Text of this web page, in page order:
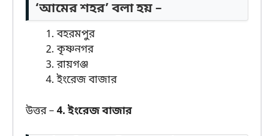
‘আমের শহর’ বলা হয় –
বহরমপুর
কৃষ্ণনগর
রায়গঞ্জ
ইংরেজ বাজার
উত্তর – 4. ইংরেজ বাজার